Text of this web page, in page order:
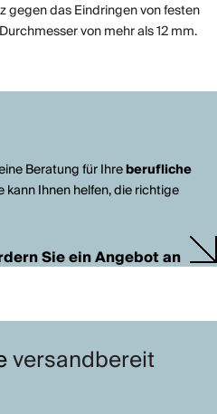
gegen das Eindringen von festen
von mehr als 12 mm.
Beratung für Ihreberufliche
kann Ihnen helfen, die richtige
Sie ein Angebot an
versandbereit